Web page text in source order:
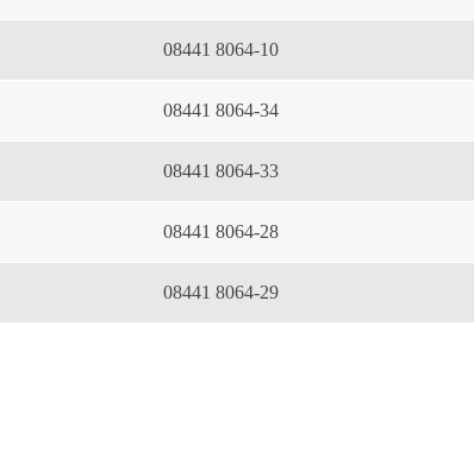
08441 8064-10
08441 8064-34
08441 8064-33
08441 8064-28
08441 8064-29